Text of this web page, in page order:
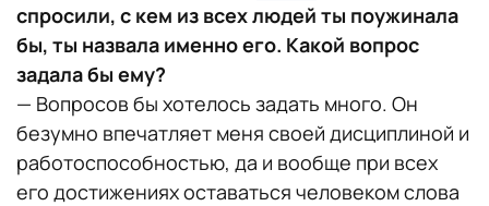
спросили, с кем из всех людей ты поужинала
бы, ты назвала именно его. Какой вопрос
задала бы ему?
— Вопросов бы хотелось задать много. Он
безумно впечатляет меня своей дисциплиной и
работоспособностью, да и вообще при всех
его достижениях оставаться человеком слова